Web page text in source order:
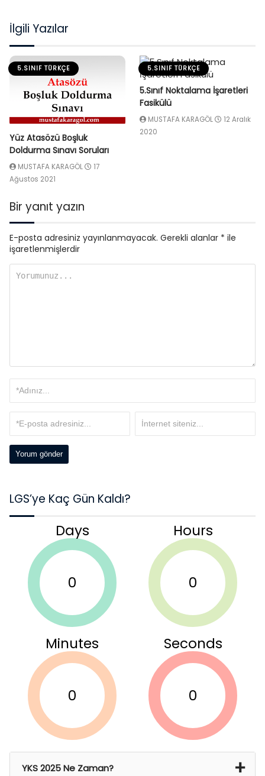
İlgili Yazılar
5.SINIF TÜRKÇE
Yüz Atasözü Boşluk
Doldurma Sınavı Soruları
MUSTAFA KARAGÖL
17
Ağustos 2021
5.SINIF TÜRKÇE
5.Sınıf Noktalama İşaretleri
Fasikülü
MUSTAFA KARAGÖL
12 Aralık
2020
Bir yanıt yazın
E-posta adresiniz yayınlanmayacak. Gerekli alanlar * ile
işaretlenmişlerdir
LGS’ye Kaç Gün Kaldı?
Days
0
Hours
0
Minutes
0
Seconds
0
YKS 2025 Ne Zaman?